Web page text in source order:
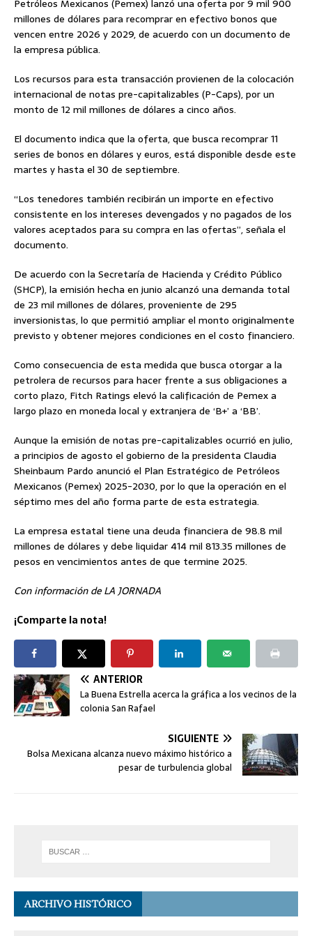
Petróleos Mexicanos (Pemex) lanzó una oferta por 9 mil 900
millones de dólares para recomprar en efectivo bonos que
vencen entre 2026 y 2029, de acuerdo con un documento de
la empresa pública.
Los recursos para esta transacción provienen de la colocación
internacional de notas pre-capitalizables (P-Caps), por un
monto de 12 mil millones de dólares a cinco años.
El documento indica que la oferta, que busca recomprar 11
series de bonos en dólares y euros, está disponible desde este
martes y hasta el 30 de septiembre.
“Los tenedores también recibirán un importe en efectivo
consistente en los intereses devengados y no pagados de los
valores aceptados para su compra en las ofertas”, señala el
documento.
De acuerdo con la Secretaría de Hacienda y Crédito Público
(SHCP), la emisión hecha en junio alcanzó una demanda total
de 23 mil millones de dólares, proveniente de 295
inversionistas, lo que permitió ampliar el monto originalmente
previsto y obtener mejores condiciones en el costo financiero.
Como consecuencia de esta medida que busca otorgar a la
petrolera de recursos para hacer frente a sus obligaciones a
corto plazo, Fitch Ratings elevó la calificación de Pemex a
largo plazo en moneda local y extranjera de ‘B+’ a ‘BB’.
Aunque la emisión de notas pre-capitalizables ocurrió en julio,
a principios de agosto el gobierno de la presidenta Claudia
Sheinbaum Pardo anunció el Plan Estratégico de Petróleos
Mexicanos (Pemex) 2025-2030, por lo que la operación en el
séptimo mes del año forma parte de esta estrategia.
La empresa estatal tiene una deuda financiera de 98.8 mil
millones de dólares y debe liquidar 414 mil 813.35 millones de
pesos en vencimientos antes de que termine 2025.
Con información de LA JORNADA
¡Comparte la nota!
ANTERIOR
La Buena Estrella acerca la gráfica a los vecinos de la
colonia San Rafael
SIGUIENTE
Bolsa Mexicana alcanza nuevo máximo histórico a
pesar de turbulencia global
ARCHIVO HISTÓRICO